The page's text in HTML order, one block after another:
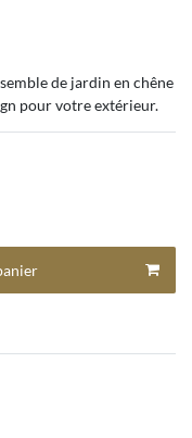
de jardin en chêne
pour votre extérieur.